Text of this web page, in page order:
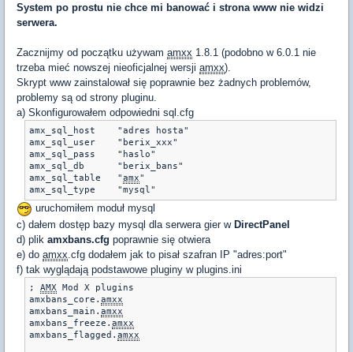
System po prostu nie chce mi banować i strona www nie widzi
serwera.
Zacznijmy od początku używam amxx 1.8.1 (podobno w 6.0.1 nie
trzeba mieć nowszej nieoficjalnej wersji amxx).
Skrypt www zainstalował się poprawnie bez żadnych problemów,
problemy są od strony pluginu.
a) Skonfigurowałem odpowiedni sql.cfg
amx_sql_host	"adres hosta"
amx_sql_user	"berix_xxx"
amx_sql_pass	"haslo"
amx_sql_db	"berix_bans"
amx_sql_table	"amx"
uruchomiłem moduł mysql
c) dałem dostęp bazy mysql dla serwera gier w DirectPanel
d) plik amxbans.cfg poprawnie się otwiera
e) do amxx .cfg dodałem jak to pisał szafran IP "adres:port"
f) tak wyglądają podstawowe pluginy w plugins.ini
; AMX Mod X plugins
amxbans_core. amxx
amxbans_main. amxx
amxbans_freeze. amxx
amxbans_flagged. amxx